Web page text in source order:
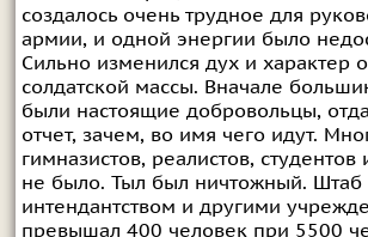
создалось очень трудное для
армии, и одной энергии было
Сильно изменился дух и характер
солдатской массы. Вначале
были настоящие добровольцы,
отчет, зачем, во имя чего идут.
гимназистов, реалистов, студентов
не было. Тыл был ничтожный. Штаб
интендантством и другими
превышал 400 человек при 5500